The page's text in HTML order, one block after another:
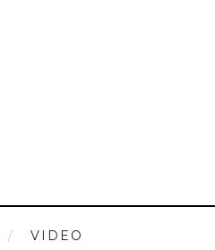
VIDEO